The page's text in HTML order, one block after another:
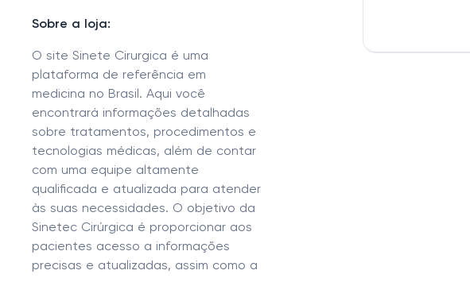
Sobre a loja:
O site Sinete Cirurgica é uma
plataforma de referência em
medicina no Brasil. Aqui você
encontrará informações detalhadas
sobre tratamentos, procedimentos e
tecnologias médicas, além de contar
com uma equipe altamente
qualificada e atualizada para atender
às suas necessidades. O objetivo da
Sinetec Cirúrgica é proporcionar aos
pacientes acesso a informações
precisas e atualizadas, assim como a